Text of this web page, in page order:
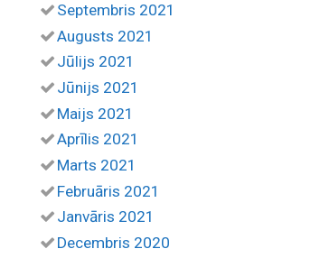
Septembris 2021
Augusts 2021
Jūlijs 2021
Jūnijs 2021
Maijs 2021
Aprīlis 2021
Marts 2021
Februāris 2021
Janvāris 2021
Decembris 2020